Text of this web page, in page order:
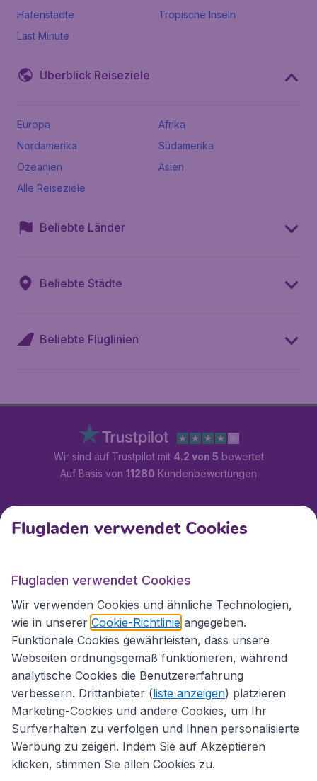
Hafenstädte
Tropische Inseln
Last Minute
Überblick Reiseziele
Europa
Afrika
Nordamerika
Südamerika
Ozeanien
Asien
Alle Reiseziele
Beliebte Länder
Beliebte Städte
Beliebte Fluglinien
Wir sind auf Trustpilot mit 4.2 von 5 bewertet
Auf Basis von 11280 Kundenbewertungen
Kundenservice
Flugladen.at
Internationale Webseiten
Flugladen verwendet Cookies
Flugladen verwendet Cookies
Wir verwenden Cookies und ähnliche Technologien,
wie in unserer Cookie-Richtlinie angegeben.
Funktionale Cookies gewährleisten, dass unsere
Webseiten ordnungsgemäß funktionieren, während
analytische Cookies die Benutzererfahrung
verbessern. Drittanbieter (liste anzeigen) platzieren
Marketing-Cookies und andere Cookies, um Ihr
Surfverhalten zu verfolgen und Ihnen personalisierte
Werbung zu zeigen. Indem Sie auf Akzeptieren
klicken, stimmen Sie allen Cookies zu.